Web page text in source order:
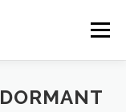
Menu